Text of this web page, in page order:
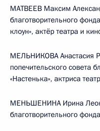
МАТВЕЕВ Максим
благотворительного
клоун», актёр театра и
МЕЛЬНИКОВА Анастасия
попечительского совета
«Настенька», актриса
МЕНЬШЕНИНА Ирина
благотворительного